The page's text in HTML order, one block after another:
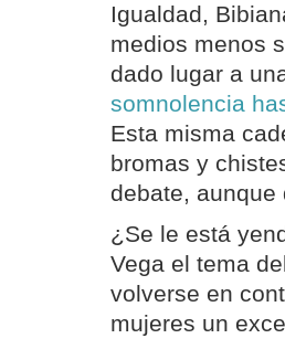
Igualdad,
medios menos
dado lugar a
somnolencia
Esta misma
bromas y
debate, aunque
¿Se le está
Vega el tema
volverse en
mujeres un